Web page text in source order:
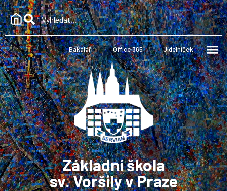
Bakaláři Office 365 Jídelníček
Základní škola
sv. Voršily v Praze